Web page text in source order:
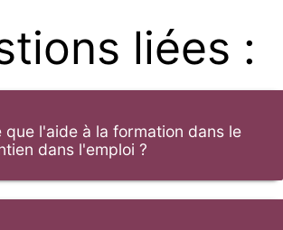
liées :
que l'aide à la formation dans le
dans l'emploi ?